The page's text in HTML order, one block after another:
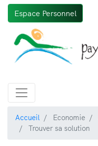
Espace Personnel
Accueil Economie
Trouver sa solution